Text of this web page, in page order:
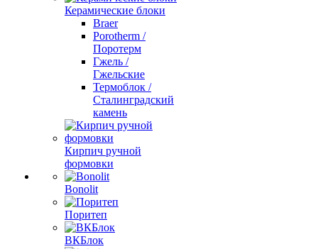
Керамические блоки
Braer
Porotherm /
Поротерм
Гжель /
Гжельские
Термоблок /
Сталинградский
камень
Кирпич ручной
формовки
Bonolit
Поритеп
ВКБлок